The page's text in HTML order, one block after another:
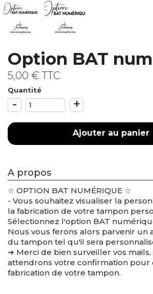
Option BAT
5,00 € TTC
Quantité
- +
Ajouter au panier
A propos
☆ OPTION BAT NUMÉRIQUE ☆
- Vous souhaitez visualiser la
la fabrication de votre tampon
Sélectionnez l'option BAT
Nous vous ferons alors parvenir un
du tampon tel qu'il sera
➔ Merci de bien surveiller vos mails,
attendrons votre confirmation pour
fabrication de votre tampon.